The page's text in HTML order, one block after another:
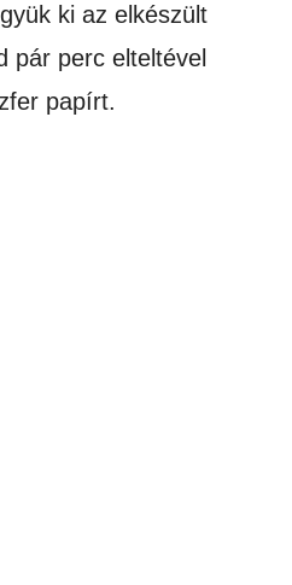
ki az elkészült
pár perc elteltével
papírt.